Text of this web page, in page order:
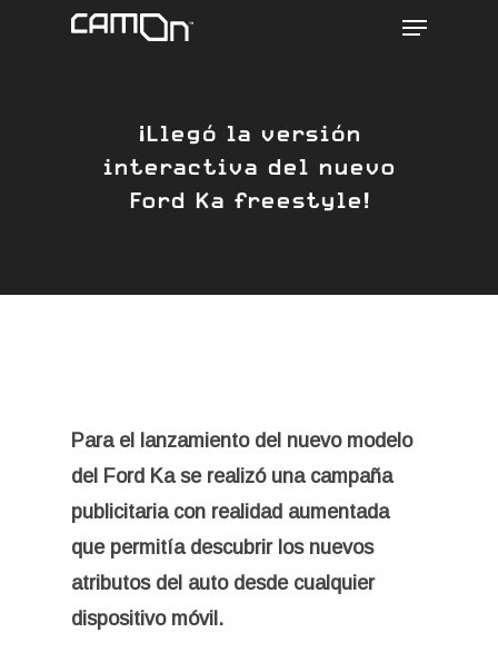
Menu
¡Llegó la versión
interactiva del nuevo
Ford Ka freestyle!
Para el lanzamiento del nuevo modelo
del Ford Ka se realizó una campaña
publicitaria con realidad aumentada
que permitía descubrir los nuevos
atributos del auto desde cualquier
dispositivo móvil.